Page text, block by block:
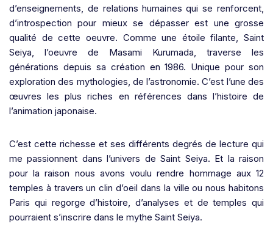
d’enseignements, de relations humaines qui se renforcent,
d’introspection pour mieux se dépasser est une grosse
qualité de cette oeuvre. Comme une étoile filante, Saint
Seiya, l’oeuvre de Masami Kurumada, traverse les
générations depuis sa création en 1986. Unique pour son
exploration des mythologies, de l’astronomie. C’est l’une des
œuvres les plus riches en références dans l’histoire de
l’animation japonaise.
C’est cette richesse et ses différents degrés de lecture qui
me passionnent dans l’univers de Saint Seiya. Et la raison
pour la raison nous avons voulu rendre hommage aux 12
temples à travers un clin d’oeil dans la ville ou nous habitons
Paris qui regorge d’histoire, d’analyses et de temples qui
pourraient s’inscrire dans le mythe Saint Seiya.